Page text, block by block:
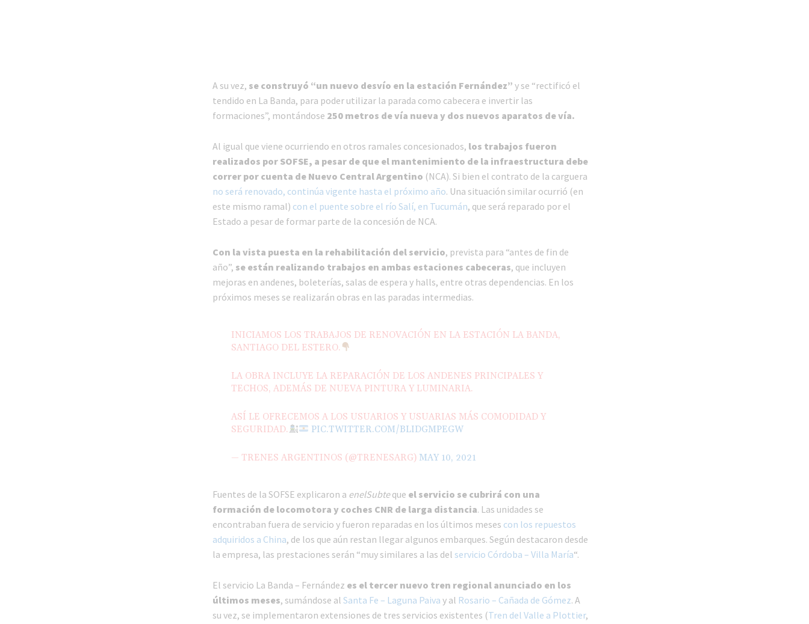
A su vez, se construyó “un nuevo desvío en la estación Fernández” y se “rectificó el
tendido en La Banda, para poder utilizar la parada como cabecera e invertir las
formaciones”, montándose 250 metros de vía nueva y dos nuevos aparatos de vía.
Al igual que viene ocurriendo en otros ramales concesionados, los trabajos fueron
realizados por SOFSE, a pesar de que el mantenimiento de la infraestructura debe
correr por cuenta de Nuevo Central Argentino (NCA). Si bien el contrato de la carguera
no será renovado, continúa vigente hasta el próximo año. Una situación similar ocurrió (en
este mismo ramal) con el puente sobre el río Salí, en Tucumán, que será reparado por el
Estado a pesar de formar parte de la concesión de NCA.
Con la vista puesta en la rehabilitación del servicio, prevista para “antes de fin de
año”, se están realizando trabajos en ambas estaciones cabeceras, que incluyen
mejoras en andenes, boleterías, salas de espera y halls, entre otras dependencias. En los
próximos meses se realizarán obras en las paradas intermedias.
INICIAMOS LOS TRABAJOS DE RENOVACIÓN EN LA ESTACIÓN LA BANDA,
SANTIAGO DEL ESTERO.
LA OBRA INCLUYE LA REPARACIÓN DE LOS ANDENES PRINCIPALES Y
TECHOS, ADEMÁS DE NUEVA PINTURA Y LUMINARIA.
ASÍ LE OFRECEMOS A LOS USUARIOS Y USUARIAS MÁS COMODIDAD Y
SEGURIDAD.
PIC.TWITTER.COM/BLIDGMPEGW
— TRENES ARGENTINOS (@TRENESARG)MAY 10, 2021
Fuentes de la SOFSE explicaron a enelSubteque el servicio se cubrirá con una
formación de locomotora y coches CNR de larga distancia. Las unidades se
encontraban fuera de servicio y fueron reparadas en los últimos meses con los repuestos
adquiridos a China, de los que aún restan llegar algunos embarques. Según destacaron desde
la empresa, las prestaciones serán “muy similares a las del servicio Córdoba – Villa María“.
El servicio La Banda – Fernández es el tercer nuevo tren regional anunciado en los
últimos meses, sumándose al Santa Fe – Laguna Paiva y al Rosario – Cañada de Gómez. A
su vez, se implementaron extensiones de tres servicios existentes (Tren del Valle a Plottier,